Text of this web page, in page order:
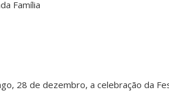
28 de dezembro, a celebração da